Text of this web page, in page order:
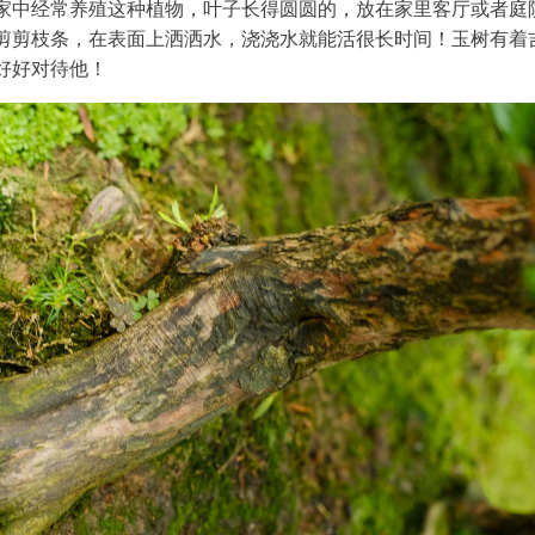
经常养殖这种植物，叶子长得圆圆的，放在家里客厅或者庭
枝条，在表面上洒洒水，浇浇水就能活很长时间！玉树有着
对待他！